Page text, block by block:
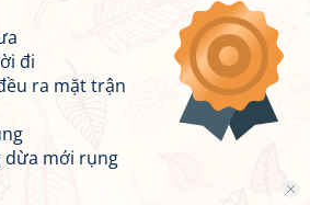
đi
ra mặt trận
dừa mới rụng